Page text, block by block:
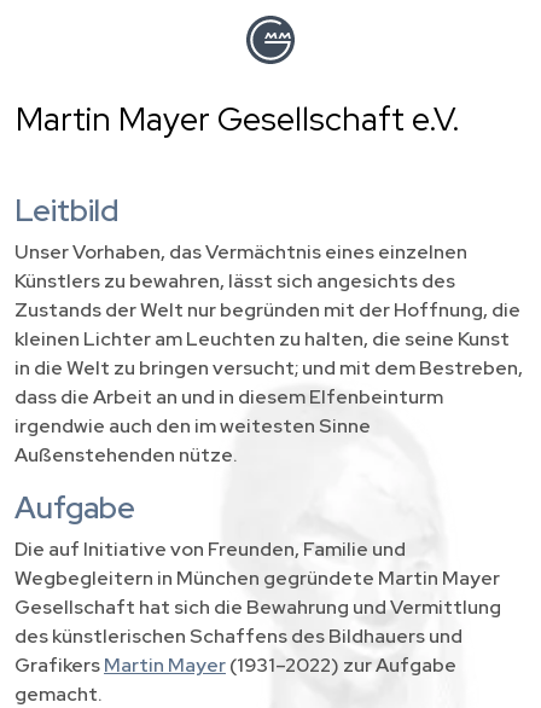
Martin Mayer Gesellschaft e.V.
Leitbild
Unser Vorhaben, das Vermächtnis eines einzelnen
Künstlers zu bewahren, lässt sich angesichts des
Zustands der Welt nur begründen mit der Hoffnung, die
kleinen Lichter am Leuchten zu halten, die seine Kunst
in die Welt zu bringen versucht; und mit dem Bestreben,
dass die Arbeit an und in diesem Elfenbeinturm
irgendwie auch den im weitesten Sinne
Außenstehenden nütze.
Aufgabe
Die auf Initiative von Freunden, Familie und
Wegbegleitern in München gegründete Martin Mayer
Gesellschaft hat sich die Bewahrung und Vermittlung
des künstlerischen Schaffens des Bildhauers und
GrafikersMartin Mayer(1931–2022) zur Aufgabe
gemacht.